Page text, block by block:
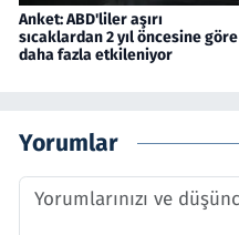
Anket: ABD'liler aşırı
sıcaklardan 2 yıl öncesine göre
daha fazla etkileniyor
Yorumlar